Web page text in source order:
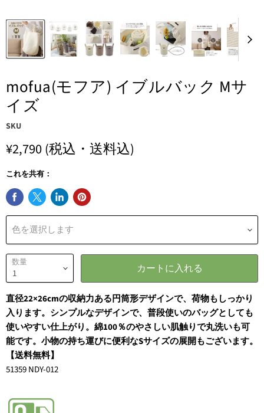
mofua(モフア) イブルバック Mサ
イズ
SKU
¥2,790(税込・送料込)
これを共有：
色を選択します
数量 カートに入れる
直径22×26cmの収納力ある円筒形デザインで、荷物もしっかり
入ります。シンプルなデザインで、普段使いのバッグとしても
使いやすい仕上がり。綿100％のやさしい肌触りで丸洗いも可
能です。小物の持ち運びに便利なSサイズの展開もございます。
【送料無料】
51359 NDY-012